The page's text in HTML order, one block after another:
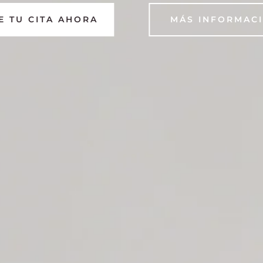
TU CITA AHORA MÁS